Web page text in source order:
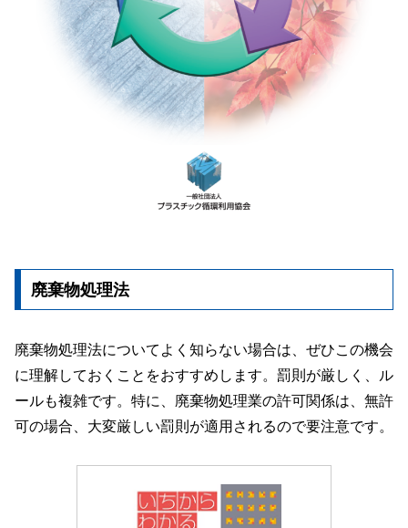
廃棄物処理法
廃棄物処理法についてよく知らない場合は、ぜひこの機会
に理解しておくことをおすすめします。罰則が厳しく、ル
ールも複雑です。特に、廃棄物処理業の許可関係は、無許
可の場合、大変厳しい罰則が適用されるので要注意です。